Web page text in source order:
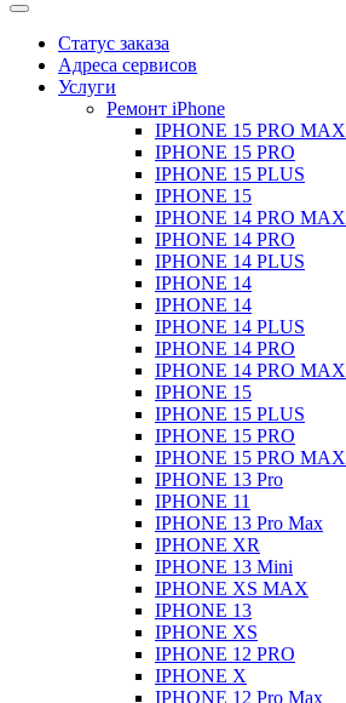
Статус заказа
Адреса сервисов
Услуги
Ремонт iPhone
IPHONE 15 PRO MAX
IPHONE 15 PRO
IPHONE 15 PLUS
IPHONE 15
IPHONE 14 PRO MAX
IPHONE 14 PRO
IPHONE 14 PLUS
IPHONE 14
IPHONE 14
IPHONE 14 PLUS
IPHONE 14 PRO
IPHONE 14 PRO MAX
IPHONE 15
IPHONE 15 PLUS
IPHONE 15 PRO
IPHONE 15 PRO MAX
IPHONE 13 Pro
IPHONE 11
IPHONE 13 Pro Max
IPHONE XR
IPHONE 13 Mini
IPHONE XS MAX
IPHONE 13
IPHONE XS
IPHONE 12 PRO
IPHONE X
IPHONE 12 Pro Max